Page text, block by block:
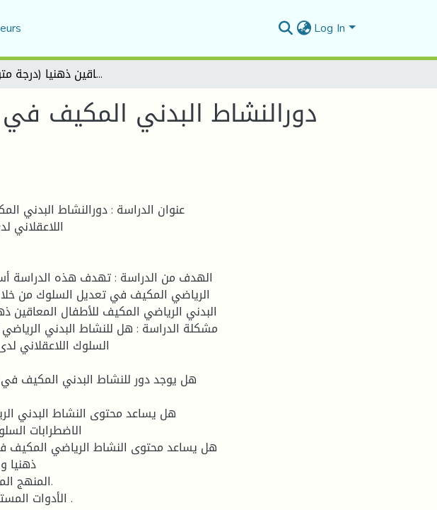
Log In
دورالنشاط البدني المكيف في التخفيف من حدة السلوك اللاعقلاني لدى المعاقين ذهنيا (درجة متوسطة)
دورالنشاط البدني المكيف
عنوان الدراسة : دورالنشاط البدني
اللاعقلاني
الهدف من الدراسة : تهدف هذه الدراسة
الرياضي المكيف في تعديل السلوك من
البدني الرياضي المكيف للأطفال المعاقين
مشكلة الدراسة : هل للنشاط البدني
السلوك اللاعقلاني
هل يوجد دور للنشاط البدني المكيف
هل يساعد محتوى النشاط البدني
الاضطرابات
هل يساعد محتوى النشاط الرياضي المكيف
ذهنيا
المنهج
الأدوات